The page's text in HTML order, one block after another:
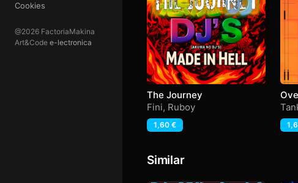
Cookies
@2026 FactoriaMakina
Art&Code e-lectronica
The Journey
Fini, Ruboy
1,60 €
Similar